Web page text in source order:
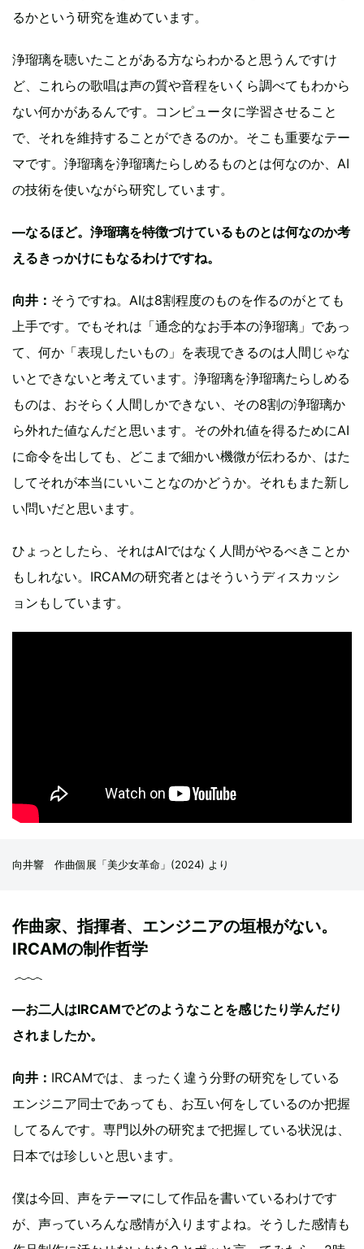
るかという研究を進めています。
浄瑠璃を聴いたことがある方ならわかると思うんですけ
ど、これらの歌唱は声の質や音程をいくら調べてもわから
ない何かがあるんです。コンピュータに学習させること
で、それを維持することができるのか。そこも重要なテー
マです。浄瑠璃を浄瑠璃たらしめるものとは何なのか、AI
の技術を使いながら研究しています。
―なるほど。浄瑠璃を特徴づけているものとは何なのか考
えるきっかけにもなるわけですね。
向井： そうですね。AIは8割程度のものを作るのがとても
上手です。でもそれは「通念的なお手本の浄瑠璃」であっ
て、何か「表現したいもの」を表現できるのは人間じゃな
いとできないと考えています。浄瑠璃を浄瑠璃たらしめる
ものは、おそらく人間しかできない、その8割の浄瑠璃か
ら外れた値なんだと思います。その外れ値を得るためにAI
に命令を出しても、どこまで細かい機微が伝わるか、はた
してそれが本当にいいことなのかどうか。それもまた新し
い問いだと思います。
ひょっとしたら、それはAIではなく人間がやるべきことか
もしれない。IRCAMの研究者とはそういうディスカッシ
ョンもしています。
向井響 作曲個展「美少女革命」(2024) より
作曲家、指揮者、エンジニアの垣根がない。
IRCAMの制作哲学
―お二人はIRCAMでどのようなことを感じたり学んだり
されましたか。
向井： IRCAMでは、まったく違う分野の研究をしている
エンジニア同士であっても、お互い何をしているのか把握
してるんです。専門以外の研究まで把握している状況は、
日本では珍しいと思います。
僕は今回、声をテーマにして作品を書いているわけです
が、声っていろんな感情が入りますよね。そうした感情も